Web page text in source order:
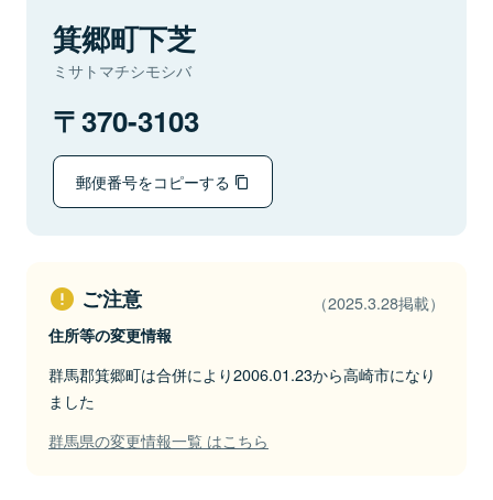
箕郷町下芝
ミサトマチシモシバ
370-3103
郵便番号をコピーする
ご注意 （2025.3.28掲載）
住所等の変更情報
群馬郡箕郷町は合併により2006.01.23から高崎市になり
ました
群馬県の変更情報一覧 はこちら